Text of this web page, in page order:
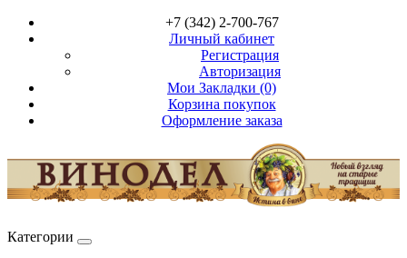
+7 (342) 2-700-767
Личный кабинет
Регистрация
Авторизация
Мои Закладки (0)
Корзина покупок
Оформление заказа
Категории